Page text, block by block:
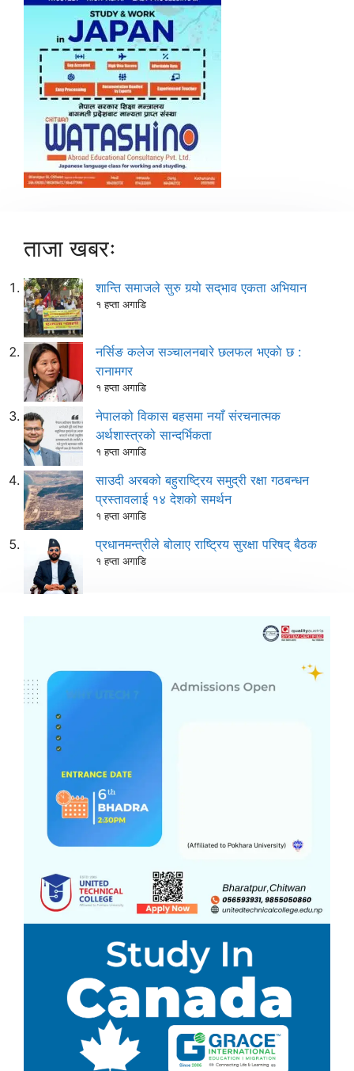
ताजा खबरः
शान्ति समाजले सुरु गर्‍यो सद्‌भाव एकता अभियान
१ हप्ता अगाडि
नर्सिङ कलेज सञ्चालनबारे छलफल भएकाे छ :
रानामगर
१ हप्ता अगाडि
नेपालको विकास बहसमा नयाँ संरचनात्मक
अर्थशास्त्रको सान्दर्भिकता
१ हप्ता अगाडि
साउदी अरबको बहुराष्ट्रिय समुद्री रक्षा गठबन्धन
प्रस्तावलाई १४ देशको समर्थन
१ हप्ता अगाडि
प्रधानमन्त्रीले बोलाए राष्ट्रिय सुरक्षा परिषद् बैठक
१ हप्ता अगाडि